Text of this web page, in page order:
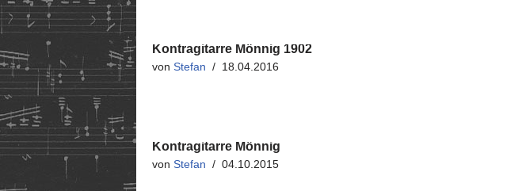
Kontragitarre Mönnig 1902
von Stefan 18.04.2016
Kontragitarre Mönnig
von Stefan 04.10.2015